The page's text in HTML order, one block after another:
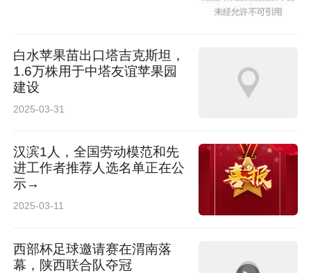
白水苹果苗出口塔吉克斯坦，
1.6万株用于中塔友谊苹果园
建设
2025-03-31
汉滨1人，全国劳动模范和先
进工作者推荐人选名单正在公
示→
2025-03-11
西部杯足球邀请赛在渭南落
幕，陕西联合队夺冠